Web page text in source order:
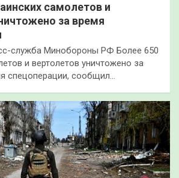
самолетов и
за время
служба Минобороны РФ Более 650
и вертолетов уничтожено за
спецоперации, сообщил…